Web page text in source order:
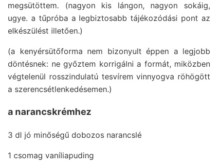
megsütöttem. (nagyon kis lángon, nagyon sokáig,
ugye. a tűpróba a legbiztosabb tájékozódási pont az
elkészülést illetően.)
(a kenyérsütőforma nem bizonyult éppen a legjobb
döntésnek: ne győztem korrigálni a formát, miközben
végtelenül rosszindulatú tesvírem vinnyogva röhögött
a szerencsétlenkedésemen.)
a narancskrémhez
3 dl jó minőségű dobozos narancslé
1 csomag vaníliapuding